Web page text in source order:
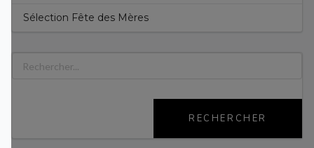
Sélection Fête des Mères
RECHERCHER